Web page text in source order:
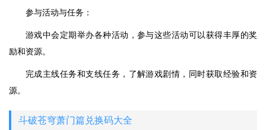
参与活动与任务：
游戏中会定期举办各种活动，参与这些活动可以获得丰厚的奖
励和资源。
完成主线任务和支线任务，了解游戏剧情，同时获取经验和资
源。
斗破苍穹萧门篇兑换码大全